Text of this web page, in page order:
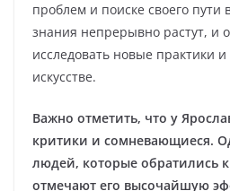
проблем и поиске своего пути
знания непрерывно растут, и
исследовать новые практики
искусстве.
Важно отметить, что у
критики и сомневающиеся.
людей, которые обратились
отмечают его высочайшую